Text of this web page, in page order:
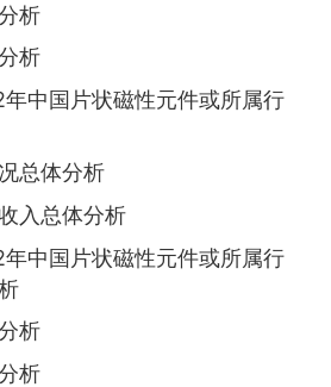
析
析
中国片状磁性元件或所属行
总体分析
入总体分析
中国片状磁性元件或所属行
析
析